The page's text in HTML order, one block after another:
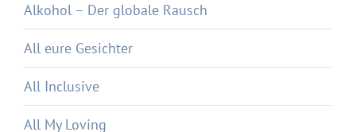
Alkohol – Der globale Rausch
All eure Gesichter
All Inclusive
All My Loving